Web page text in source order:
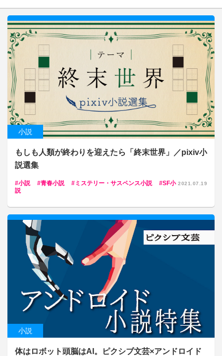
小説
もしも人類が終わりを迎えたら「終末世界」／pixiv小
説選集
小説 青春小説 ミステリー・サスペンス小説
SF小
説
2021.07.19
小説
体はロボット頭脳はAI。ピクシブ文芸×アンドロイド